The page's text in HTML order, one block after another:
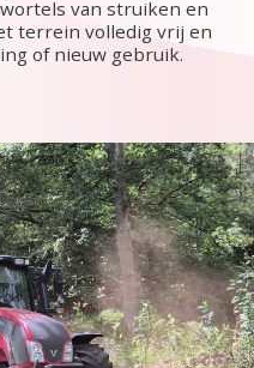
van struiken en
terrein volledig vrij en
of nieuw gebruik.